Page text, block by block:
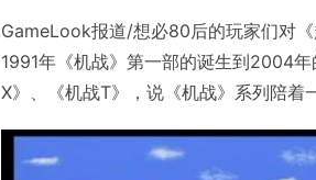
GameLook报道/想必80后的玩家们对
1991年《机战》第一部的诞生到2004
X》、《机战T》，说《机战》系列陪着